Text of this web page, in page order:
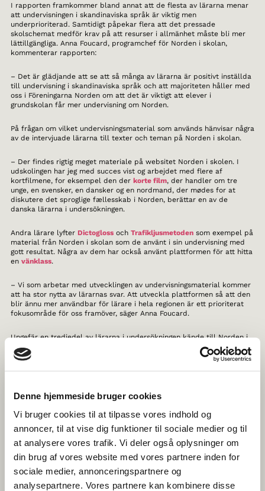
Denne hjemmeside bruger cookies
Vi bruger cookies til at tilpasse vores indhold og
annoncer, til at vise dig funktioner til sociale medier og til
at analysere vores trafik. Vi deler også oplysninger om
din brug af vores website med vores partnere inden for
sociale medier, annonceringspartnere og
analysepartnere. Vores partnere kan kombinere disse
I rapporten framkommer bland annat att de flesta av lärarna menar
att undervisningen i skandinaviska språk är viktig men
underprioriterad. Samtidigt påpekar flera att det pressade
skolschemat medför krav på att resurser i allmänhet måste bli mer
lättillgängliga. Anna Foucard, programchef för Norden i skolan,
kommenterar rapporten:
– Det är glädjande att se att så många av lärarna är positivt inställda
till undervisning i skandinaviska språk och att majoriteten håller med
oss i Föreningarna Norden om att det är viktigt att elever i
grundskolan får mer undervisning om Norden.
På frågan om vilket undervisningsmaterial som används hänvisar några
av de intervjuade lärarna till texter och teman på Norden i skolan.
– Der findes rigtig meget materiale på websitet Norden i skolen. I
udskolingen har jeg med succes vist og arbejdet med flere af
kortfilmene, for eksempel den der korte film, der handler om tre
unge, en svensker, en dansker og en nordmand, der mødes for at
diskutere det sproglige fællesskab i Norden, berättar en av de
danska lärarna i undersökningen.
Andra lärare lyfter Dictoglossoch Trafikljusmetodensom exempel på
material från Norden i skolan som de använt i sin undervisning med
gott resultat. Några av dem har också använt plattformen för att hitta
en vänklass.
– Vi som arbetar med utvecklingen av undervisningsmaterial kommer
att ha stor nytta av lärarnas svar. Att utveckla plattformen så att den
blir ännu mer användbar för lärare i hela regionen är ett prioriterat
fokusområde för oss framöver, säger Anna Foucard.
Ungefär en tredjedel av lärarna i undersökningen kände till Norden i
skolan sedan tidigare. En svensk lärare berättar:
– [Jag] blev förvånad över att hitta så mycket bra och användbart
– Vi kan se att fler lärare hittar till undervisningsplattformen varje
dag, men där har vi fortsatt en viktig uppgift i att bli ännu bättre på
att nå ut till målgruppen, säger Anna Foucard.
Läs hela rapporten De skandinaviske sprog i skolen i Norden